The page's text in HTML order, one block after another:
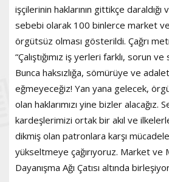
işçilerinin haklarının gittikçe daraldığı
sebebi olarak 100 binlerce market
örgütsüz olması gösterildi. Çağrı
“Çalıştığımız iş yerleri farklı, sorun ve
Bunca haksızlığa, sömürüye ve
eğmeyeceğiz! Yan yana gelecek,
olan haklarımızı yine bizler alacağız.
kardeşlerimizi ortak bir akıl ve
dikmiş olan patronlara karşı
yükseltmeye çağırıyoruz. Market ve
Dayanışma Ağı Çatısı altında